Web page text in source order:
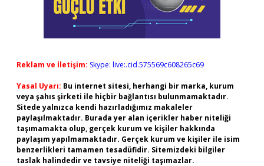
Reklam ve İletişim: Skype: live:.cid.575569c608265c69
Yasal Uyarı: Bu internet sitesi, herhangi bir marka, kurum
veya şahıs şirketi ile hiçbir bağlantısı bulunmamaktadır.
Sitede yalnızca kendi hazırladığımız makaleler
paylaşılmaktadır. Burada yer alan içerikler haber niteliği
taşımamakta olup, gerçek kurum ve kişiler hakkında
paylaşım yapılmamaktadır. Gerçek kurum ve kişiler ile isim
benzerlikleri tamamen tesadüfidir. Sitemizdeki bilgiler
taslak halindedir ve tavsiye niteliği taşımazlar.